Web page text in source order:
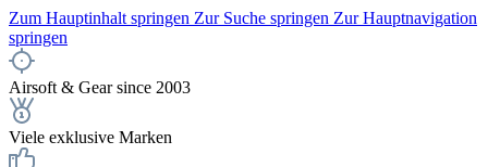
Zum Hauptinhalt springen Zur Suche springen Zur Hauptnavigation
springen
Airsoft & Gear since 2003
Viele exklusive Marken